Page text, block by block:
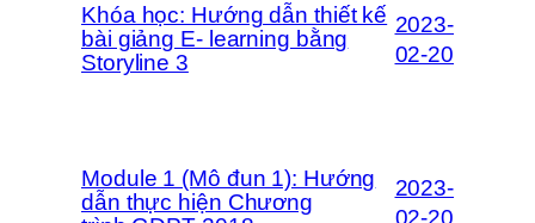
Khóa học: Hướng dẫn thiết kế
bài giảng E- learning bằng
Storyline 3
2023-
02-20
Module 1 (Mô đun 1): Hướng
dẫn thực hiện Chương
2023-
02-20